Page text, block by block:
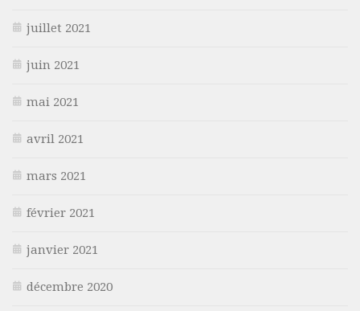
juillet 2021
juin 2021
mai 2021
avril 2021
mars 2021
février 2021
janvier 2021
décembre 2020